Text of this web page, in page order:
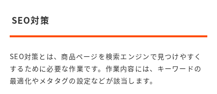
SEO対策
SEO対策とは、商品ページを検索エンジンで見つけやすく
するために必要な作業です。作業内容には、キーワードの
最適化やメタタグの設定などが該当します。